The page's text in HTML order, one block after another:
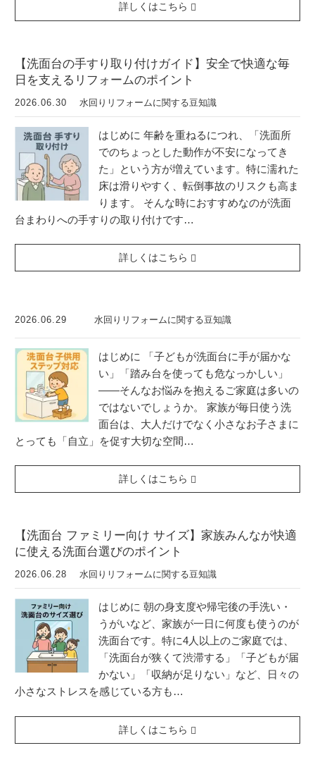
詳しくはこちら
【洗面台の手すり取り付けガイド】安全で快適な毎
日を支えるリフォームのポイント
2026.06.30 水回りリフォームに関する豆知識
はじめに 年齢を重ねるにつれ、「洗面所
でのちょっとした動作が不安になってき
た」という方が増えています。特に濡れた
床は滑りやすく、転倒事故のリスクも高ま
ります。 そんな時におすすめなのが洗面
台まわりへの手すりの取り付けです…
詳しくはこちら
2026.06.29 水回りリフォームに関する豆知識
はじめに 「子どもが洗面台に手が届かな
い」「踏み台を使っても危なっかしい」
——そんなお悩みを抱えるご家庭は多いの
ではないでしょうか。 家族が毎日使う洗
面台は、大人だけでなく小さなお子さまに
とっても「自立」を促す大切な空間…
詳しくはこちら
【洗面台 ファミリー向け サイズ】家族みんなが快適
に使える洗面台選びのポイント
2026.06.28 水回りリフォームに関する豆知識
はじめに 朝の身支度や帰宅後の手洗い・
うがいなど、家族が一日に何度も使うのが
洗面台です。特に4人以上のご家庭では、
「洗面台が狭くて渋滞する」「子どもが届
かない」「収納が足りない」など、日々の
小さなストレスを感じている方も…
詳しくはこちら